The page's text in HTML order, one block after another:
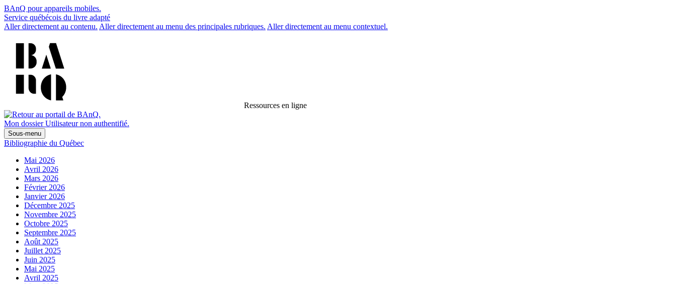
BAnQ pour appareils mobiles.
Service québécois du livre adapté
Aller directement au contenu. Aller directement au menu des principales rubriques. Aller directement au menu contextuel.
Ressources en ligne
Mon dossier Utilisateur non authentifié.
Sous-menu
Bibliographie du Québec
Mai 2026
Avril 2026
Mars 2026
Février 2026
Janvier 2026
Décembre 2025
Novembre 2025
Octobre 2025
Septembre 2025
Août 2025
Juillet 2025
Juin 2025
Mai 2025
Avril 2025